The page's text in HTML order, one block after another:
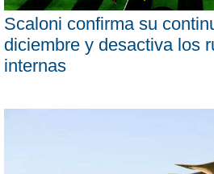
Scaloni confirma su
diciembre y desactiva los
internas